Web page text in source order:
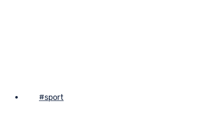
#sport